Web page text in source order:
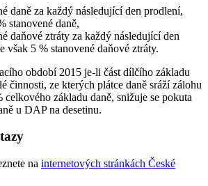
daně za každý následující den prodlení,
stanovené daně,
daňové ztráty za každý následující den
však 5 % stanovené daňové ztráty.
období 2015 je-li část dílčího základu
činnosti, ze kterých plátce daně sráží zálohu
celkového základu daně, snižuje se pokuta
u DAP na desetinu.
na internetových stránkách České